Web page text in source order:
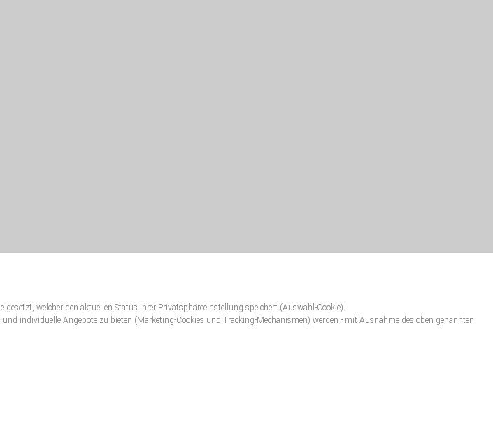
welcher den aktuellen Status Ihrer Privatsphäreeinstellung speichert (Auswahl-Cookie).
individuelle Angebote zu bieten (Marketing-Cookies und Tracking-Mechanismen) werden - mit Ausnahme des oben genannten